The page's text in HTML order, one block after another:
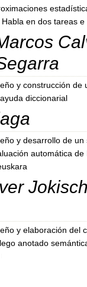
Habla en dos tareas
y construcción de
diccionarial
y desarrollo de un
automática
y elaboración del
anotado